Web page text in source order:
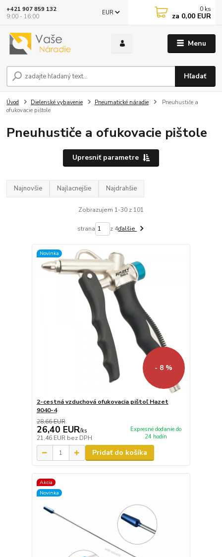
Menu
EUR
Hľadať
+421 907 859 132
9:00 - 16:00
0 ks
za 0,00 EUR
Úvod Dielenské vybavenie Pneumatické náradie
Pneuhustiče a
ofukovacie pištole
Pneuhustiče a ofukovacie pištole
Upresniť parametre
Najnovšie Najlacnejšie Najdrahšie
Zobrazujem 1-30 z 101
strana z 4ďalšie
Novinka
- 8 %
2-cestná vzduchová ofukovacia pištoľ Hazet
9040-4
28,66 EUR
26,40 EUR/ks
21,46 EUR bez DPH
Expresné dodanie do
24 hodín
Pridať do košíka
Akcia
Novinka